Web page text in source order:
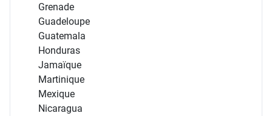
Grenade
Guadeloupe
Guatemala
Honduras
Jamaïque
Martinique
Mexique
Nicaragua